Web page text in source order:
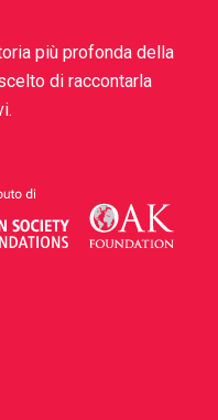
più profonda della
di raccontarla